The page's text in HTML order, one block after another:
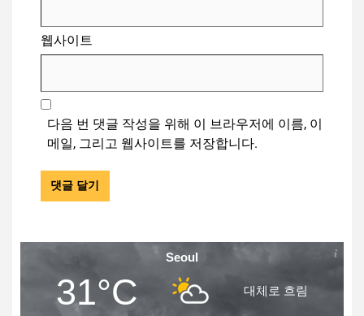
웹사이트
다음 번 댓글 작성을 위해 이 브라우저에 이름, 이
메일, 그리고 웹사이트를 저장합니다.
Seoul
31°C 대체로 흐림